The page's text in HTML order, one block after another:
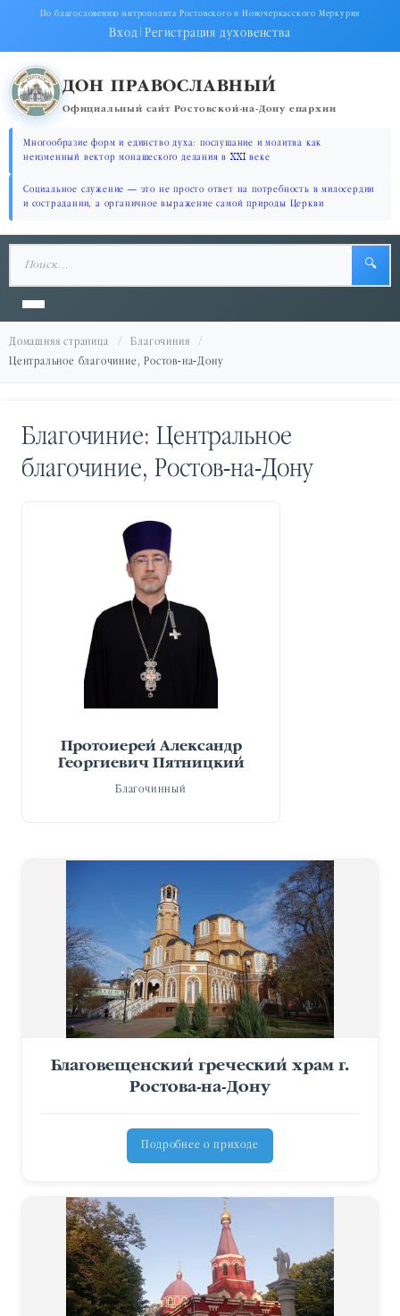
По благословению митрополита Ростовского и Новочеркасского Меркурия
Вход|Регистрация духовенства
ДОН ПРАВОСЛАВНЫЙ
Официальный сайт Ростовской-на-Дону епархии
Многообразие форм и единство духа: послушание и молитва как
неизменный вектор монашеского делания в XXI веке
Социальное служение — это не просто ответ на потребность в милосердии
и сострадании, а органичное выражение самой природы Церкви
🔍
Домашняя страница
Благочиния
Центральное благочиние, Ростов-на-Дону
Благочиние: Центральное
благочиние, Ростов-на-Дону
Протоиерей Александр
Георгиевич Пятницкий
Благочинный
Благовещенский греческий храм г.
Ростова-на-Дону
Подробнее о приходе